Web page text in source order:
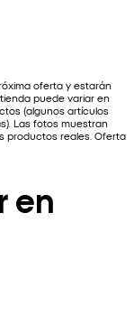
oferta y estarán
puede variar en
(algunos artículos
Las fotos muestran
productos reales. Oferta
en